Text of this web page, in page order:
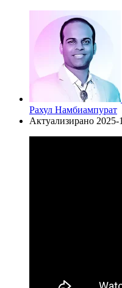
Рахул Намбиампурат
Актуализирано 2025-